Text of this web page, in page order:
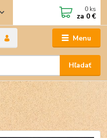
Menu
Hľadať
0 ks
za 0 €